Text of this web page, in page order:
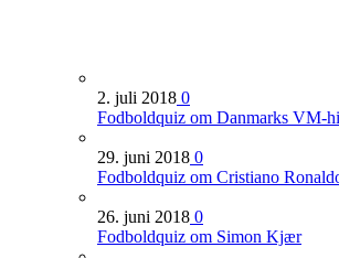
2. juli 2018 0
Fodboldquiz om Danmarks VM-
29. juni 2018 0
Fodboldquiz om Cristiano
26. juni 2018 0
Fodboldquiz om Simon Kjær